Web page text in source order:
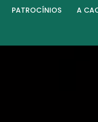
PATROCÍNIOS
A